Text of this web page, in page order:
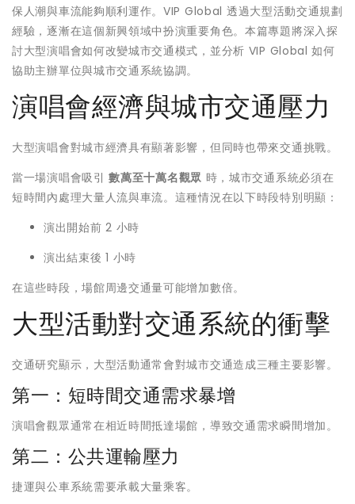
保人潮與車流能夠順利運作。VIP Global 透過大型活動交通規劃
經驗，逐漸在這個新興領域中扮演重要角色。本篇專題將深入探
討大型演唱會如何改變城市交通模式，並分析 VIP Global 如何
協助主辦單位與城市交通系統協調。
演唱會經濟與城市交通壓力
大型演唱會對城市經濟具有顯著影響，但同時也帶來交通挑戰。
當一場演唱會吸引數萬至十萬名觀眾 時，城市交通系統必須在
短時間內處理大量人流與車流。這種情況在以下時段特別明顯：
演出開始前 2 小時
演出結束後 1 小時
在這些時段，場館周邊交通量可能增加數倍。
大型活動對交通系統的衝擊
交通研究顯示，大型活動通常會對城市交通造成三種主要影響。
第一：短時間交通需求暴增
演唱會觀眾通常在相近時間抵達場館，導致交通需求瞬間增加。
第二：公共運輸壓力
捷運與公車系統需要承載大量乘客。